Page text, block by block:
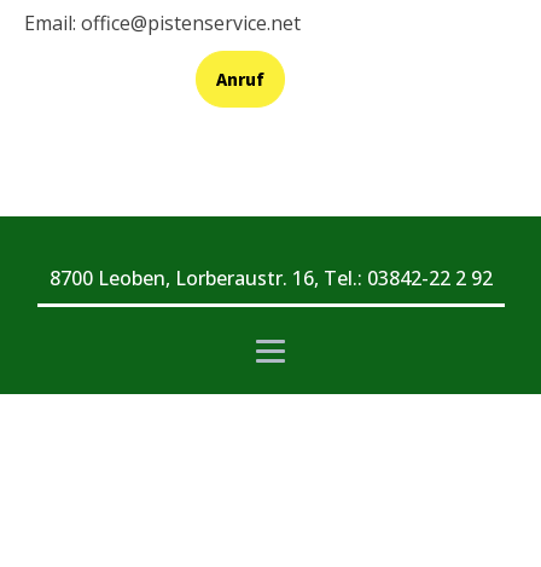
Email: office@pistenservice.net
Anruf
8700 Leoben, Lorberaustr. 16, Tel.: 03842-22 2 92